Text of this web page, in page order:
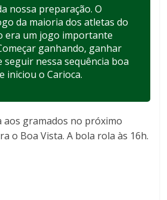
nossa preparação. O
da maioria dos atletas do
era um jogo importante
ganhando, ganhar
seguir nessa sequência boa
iniciou o Carioca.
aos gramados no próximo
o Boa Vista. A bola rola às 16h.